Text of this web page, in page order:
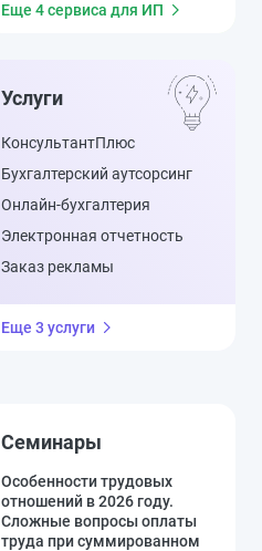
Еще 4 сервиса для ИП
Услуги
КонсультантПлюс
Бухгалтерский аутсорсинг
Онлайн-бухгалтерия
Электронная отчетность
Заказ рекламы
Еще 3 услуги
Семинары
Особенности трудовых
отношений в 2026 году.
Сложные вопросы оплаты
труда при суммированном